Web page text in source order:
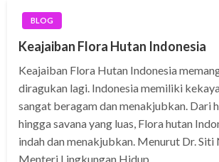
BLOG
Keajaiban Flora Hutan Indonesia
Keajaiban Flora Hutan Indonesia
diragukan lagi. Indonesia memiliki
sangat beragam dan menakjubkan. Dari
hingga savana yang luas, Flora hutan
indah dan menakjubkan. Menurut Dr. Siti
Menteri Lingkungan Hidup…